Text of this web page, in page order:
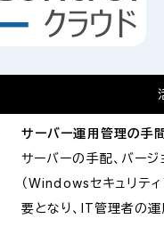
サーバー運用管理の手
サーバーの手配、バージ
（Windowsセキュリテ
要となり、IT管理者の